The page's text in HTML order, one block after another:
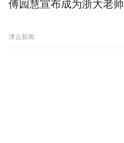
傅园慧宣布成为浙大老师
津云新闻